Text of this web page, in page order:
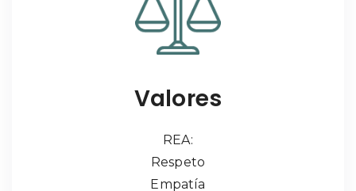
Valores
REA:
Respeto
Empatía